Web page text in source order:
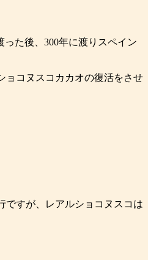
た後、300年に渡りスペイン
ョコヌスコカカオの復活をさせ
ですが、レアルショコヌスコは